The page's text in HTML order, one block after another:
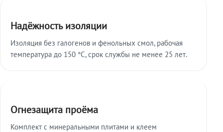
Надёжность изоляции
Изоляция без галогенов и фенольных смол, рабочая
температура до 150 °C, срок службы не менее 25 лет.
Огнезащита проёма
Комплект с минеральными плитами и клеем